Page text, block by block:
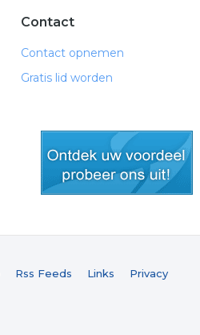
Contact
Contact opnemen
Gratis lid worden
Rss Feeds Links Privacy